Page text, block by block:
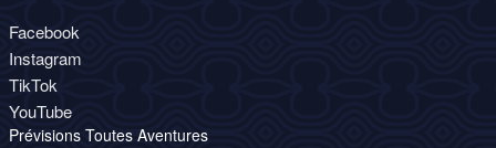
Facebook
Instagram
TikTok
YouTube
Prévisions Toutes Aventures